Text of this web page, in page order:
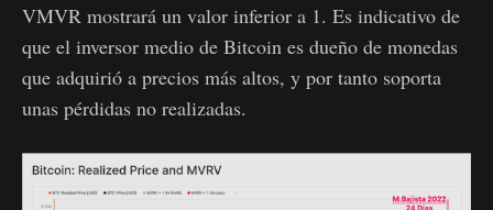
VMVR mostrará un valor inferior a 1. Es indicativo de
que el inversor medio de Bitcoin es dueño de monedas
que adquirió a precios más altos, y por tanto soporta
unas pérdidas no realizadas.